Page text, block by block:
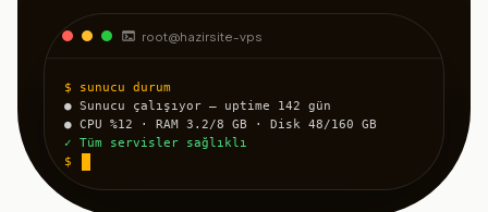
root@hazirsite-vps
$ sunucu durum
● Sunucu çalışıyor — uptime 142 gün
● CPU %12 · RAM 3.2/8 GB · Disk 48/160 GB
✓ Tüm servisler sağlıklı
$